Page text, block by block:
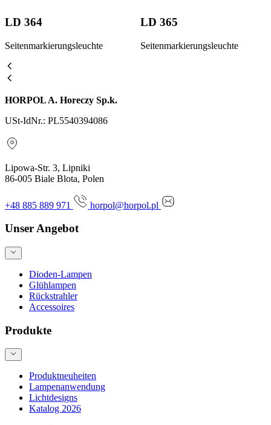
LD 364
Seitenmarkierungsleuchte
LD 365
Seitenmarkierungsleuchte
HORPOL A. Horeczy Sp.k.
USt-IdNr.: PL5540394086
Lipowa-Str. 3, Lipniki
86-005 Biale Blota, Polen
+48 885 889 971 horpol@horpol.pl
Unser Angebot
Dioden-Lampen
Glühlampen
Rückstrahler
Accessoires
Produkte
Produktneuheiten
Lampenanwendung
Lichtdesigns
Katalog 2026